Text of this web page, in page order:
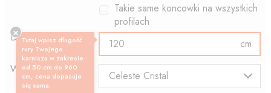
Takie same koncowki na wszystkich
profilach
Długość profilu:
cm
Wzór końcówki:
Celeste Cristal
Tutaj wpisz długość
rury Twojego
karnisza w zakresie
od 50 cm do 960
cm, cena dopasuje
się sama.